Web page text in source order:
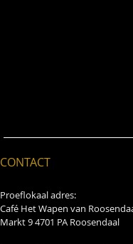
CONTACT
Proeflokaal adres:
Café Het Wapen van
Markt 9 4701 PA Roosendaal